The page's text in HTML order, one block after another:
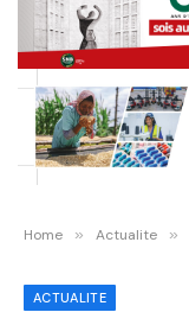
Home » Actualite »
ACTUALITE